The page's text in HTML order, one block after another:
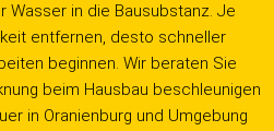
Wasser in die Bausubstanz. Je
entfernen, desto schneller
beginnen. Wir beraten Sie
beim Hausbau beschleunigen
in Oranienburg und Umgebung